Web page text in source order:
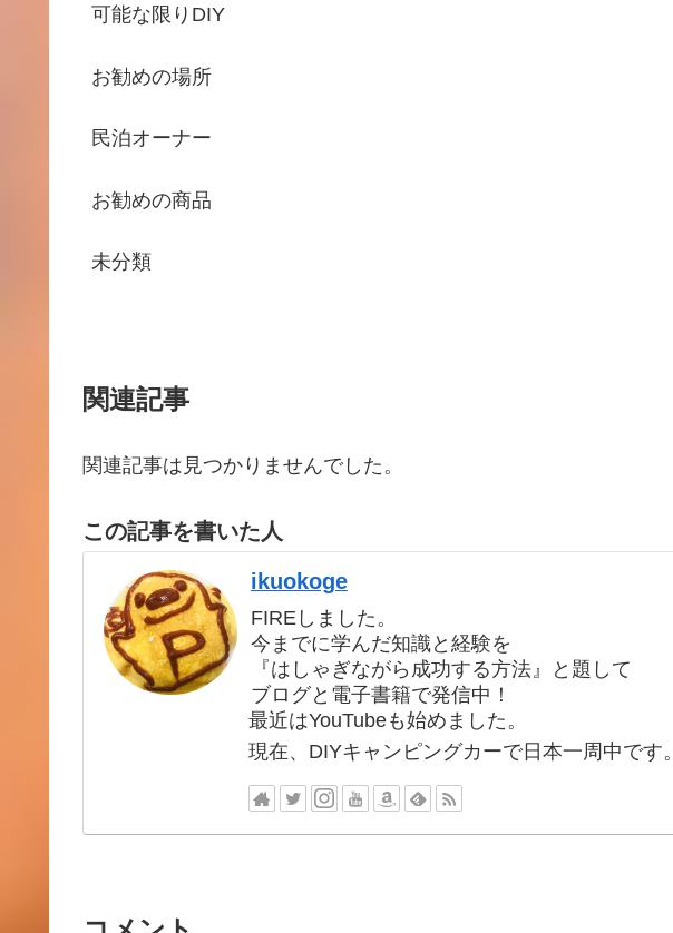
可能な限りDIY
お勧めの場所
民泊オーナー
お勧めの商品
未分類
関連記事
関連記事は見つかりませんでした。
この記事を書いた人
ikuokoge
FIREしました。
今までに学んだ知識と経験を
『はしゃぎながら成功する方法』と題して
ブログと電子書籍で発信中！
最近はYouTubeも始めました。
現在、DIYキャンピングカーで日本一周中です。